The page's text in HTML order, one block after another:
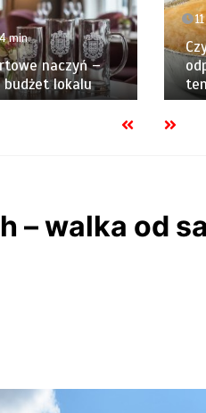
min
naczyń –
lokalu
– walka od